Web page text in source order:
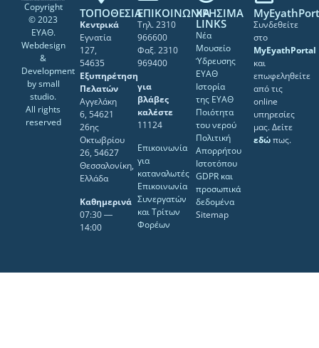
Copyright
© 2023
ΕΥΑΘ.
Webdesign
&
Development
bysmall
studio.
All rights
reserved
ΤΟΠΟΘΕΣΙΑ
Κεντρικά
Εγνατία
127,
54635
Εξυπηρέτηση
Πελατών
Αγγελάκη
6, 54621
26ης
Οκτωβρίου
26, 54627
Θεσσαλονίκη,
Ελλάδα
Καθημερινά
07:30 ―
14:00
ΕΠΙΚΟΙΝΩΝΙΑ
Τηλ. 2310
966600
Φαξ. 2310
969400
για
βλάβες
καλέστε
11124
Επικοινωνία
για
καταναλωτές
Επικοινωνία
Συνεργατών
και Τρίτων
Φορέων
ΧΡΗΣΙΜΑ
LINKS
Νέα
Μουσείο
Ύδρευσης
ΕΥΑΘ
Ιστορία
της ΕΥΑΘ
Ποιότητα
του νερού
Πολιτική
Απορρήτου
Ιστοτόπου
GDPR και
προσωπικά
δεδομένα
Sitemap
Συνδεθείτε
στο
MyEyathPortal
και
επωφεληθείτε
από τις
online
υπηρεσίες
μας. Δείτε
εδώπως.